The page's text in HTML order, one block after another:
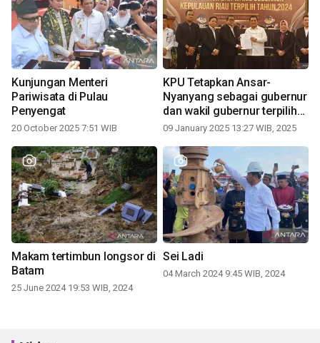
Kunjungan Menteri
Pariwisata di Pulau
Penyengat
20 October 2025 7:51 WIB
KPU Tetapkan Ansar-
Nyanyang sebagai gubernur
dan wakil gubernur terpilih
periode 2025-2030
09 January 2025 13:27 WIB, 2025
Makam tertimbun longsor di
Batam
25 June 2024 19:53 WIB, 2024
Sei Ladi
04 March 2024 9:45 WIB, 2024